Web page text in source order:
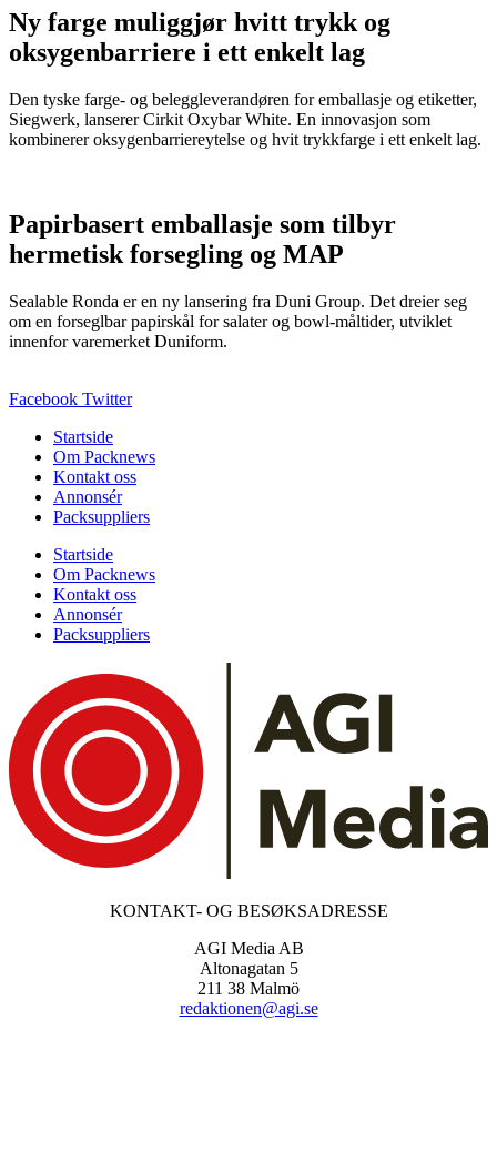
Ny farge muliggjør hvitt trykk og
oksygenbarriere i ett enkelt lag
Den tyske farge- og beleggleverandøren for emballasje og etiketter,
Siegwerk, lanserer Cirkit Oxybar White. En innovasjon som
kombinerer oksygenbarriereytelse og hvit trykkfarge i ett enkelt lag.
Papirbasert emballasje som tilbyr
hermetisk forsegling og MAP
Sealable Ronda er en ny lansering fra Duni Group. Det dreier seg
om en forseglbar papirskål for salater og bowl‑måltider, utviklet
innenfor varemerket Duniform.
Facebook Twitter
Startside
Om Packnews
Kontakt oss
Annonsér
Packsuppliers
Startside
Om Packnews
Kontakt oss
Annonsér
Packsuppliers
KONTAKT- OG BESØKSADRESSE
AGI Media AB
Altonagatan 5
211 38 Malmö
redaktionen@agi.se